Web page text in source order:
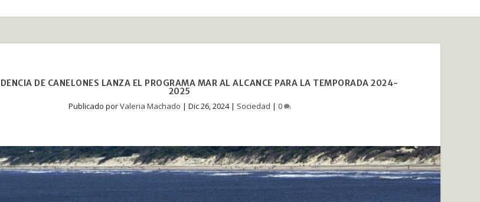
DE CANELONES LANZA EL PROGRAMA MAR AL ALCANCE PARA LA TEMPORADA 2024-
2025
Publicado porValeria Machado | Dic 26, 2024| Sociedad | 0